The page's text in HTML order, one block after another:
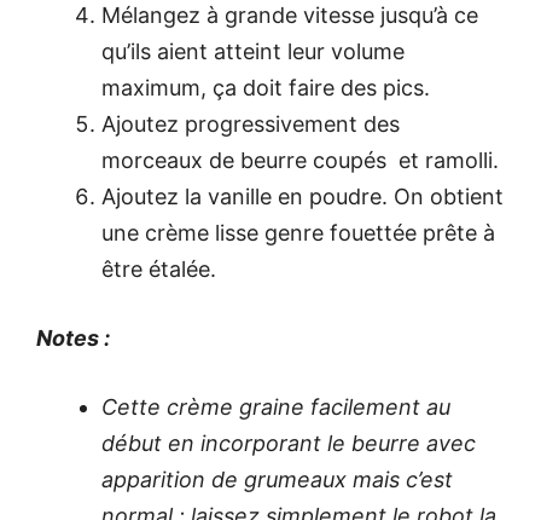
Mélangez à grande vitesse jusqu’à ce
qu’ils aient atteint leur volume
maximum, ça doit faire des pics.
Ajoutez progressivement des
morceaux de beurre coupés et ramolli.
Ajoutez la vanille en poudre. On obtient
une crème lisse genre fouettée prête à
être étalée.
Notes :
Cette crème graine facilement au
début en incorporant le beurre avec
apparition de grumeaux mais c’est